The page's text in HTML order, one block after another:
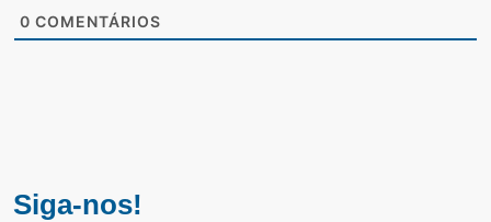
0 COMENTÁRIOS
Siga-nos!